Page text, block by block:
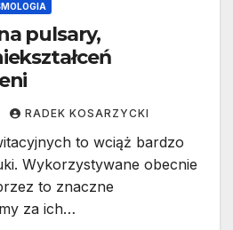
pulsary,
RADEK KOSARZYCKI
to wciąż bardzo
Wykorzystywane obecnie
to znaczne
za ich…